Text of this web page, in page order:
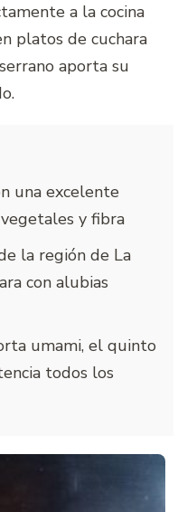
a la cocina
platos de cuchara
aporta su
una excelente
y fibra
la región de La
con alubias
umami, el quinto
todos los